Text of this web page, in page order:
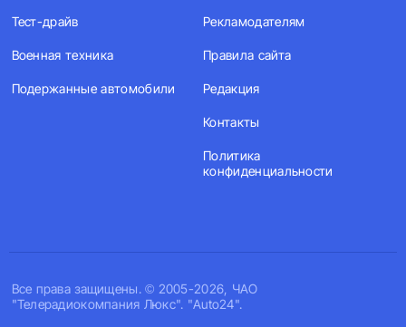
Все права защищены. © 2005-2026, ЧАО
"Телерадиокомпания Люкс". "Auto24".
Тест-драйв
Военная техника
Подержанные автомобили
Рекламодателям
Правила сайта
Редакция
Контакты
Политика
конфиденциальности